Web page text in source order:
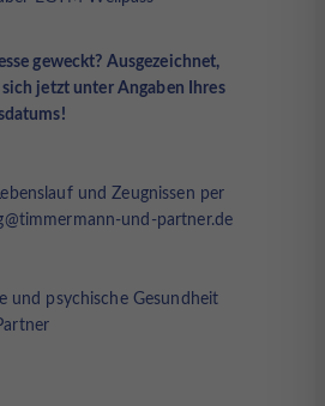
geweckt? Ausgezeichnet,
jetzt unter Angaben Ihres
und Zeugnissen per
und-partner.de
und psychische Gesundheit